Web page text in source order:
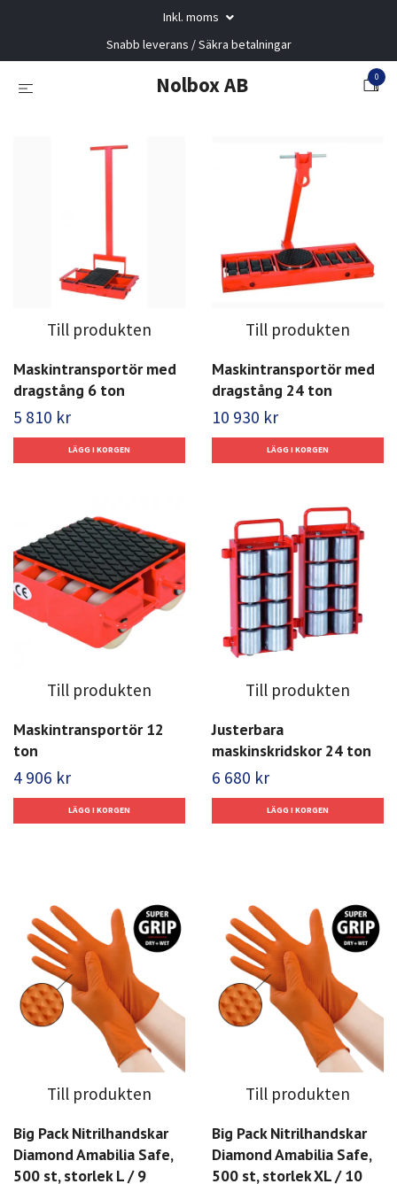
Inkl. moms
Snabb leverans / Säkra betalningar
Nolbox AB 0
Till produkten
Maskintransportör med
dragstång 6 ton
5 810 kr
Till produkten
Maskintransportör med
dragstång 24 ton
10 930 kr
Till produkten
Maskintransportör 12
ton
4 906 kr
Till produkten
Justerbara
maskinskridskor 24 ton
6 680 kr
Till produkten
Big Pack Nitrilhandskar
Diamond Amabilia Safe,
500 st, storlek L / 9
Till produkten
Big Pack Nitrilhandskar
Diamond Amabilia Safe,
500 st, storlek XL / 10